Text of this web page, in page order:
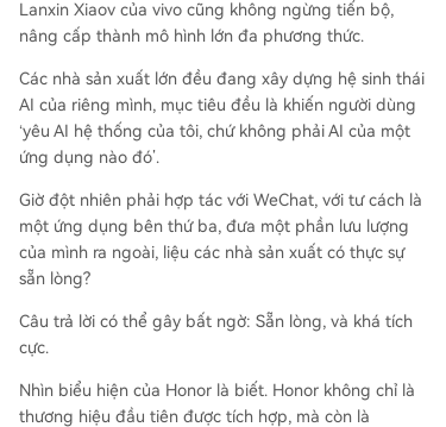
Lanxin Xiaov của vivo cũng không ngừng tiến bộ,
nâng cấp thành mô hình lớn đa phương thức.
Các nhà sản xuất lớn đều đang xây dựng hệ sinh thái
AI của riêng mình, mục tiêu đều là khiến người dùng
‘yêu AI hệ thống của tôi, chứ không phải AI của một
ứng dụng nào đó’.
Giờ đột nhiên phải hợp tác với WeChat, với tư cách là
một ứng dụng bên thứ ba, đưa một phần lưu lượng
của mình ra ngoài, liệu các nhà sản xuất có thực sự
sẵn lòng?
Câu trả lời có thể gây bất ngờ: Sẵn lòng, và khá tích
cực.
Nhìn biểu hiện của Honor là biết. Honor không chỉ là
thương hiệu đầu tiên được tích hợp, mà còn là